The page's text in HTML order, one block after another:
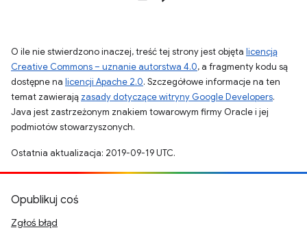
O ile nie stwierdzono inaczej, treść tej strony jest objęta licencją
Creative Commons – uznanie autorstwa 4.0, a fragmenty kodu są
dostępne na licencji Apache 2.0. Szczegółowe informacje na ten
temat zawierają zasady dotyczące witryny Google Developers.
Java jest zastrzeżonym znakiem towarowym firmy Oracle i jej
podmiotów stowarzyszonych.
Ostatnia aktualizacja: 2019-09-19 UTC.
Opublikuj coś
Zgłoś błąd